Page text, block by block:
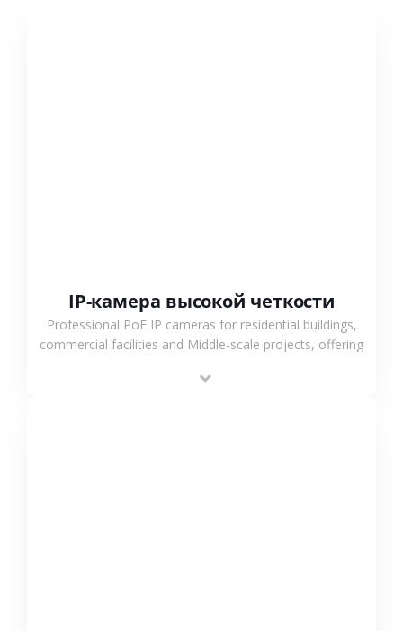
IP-камера высокой четкости
Professional PoE IP cameras for residential buildings,
commercial facilities and Middle-scale projects, offering
support.